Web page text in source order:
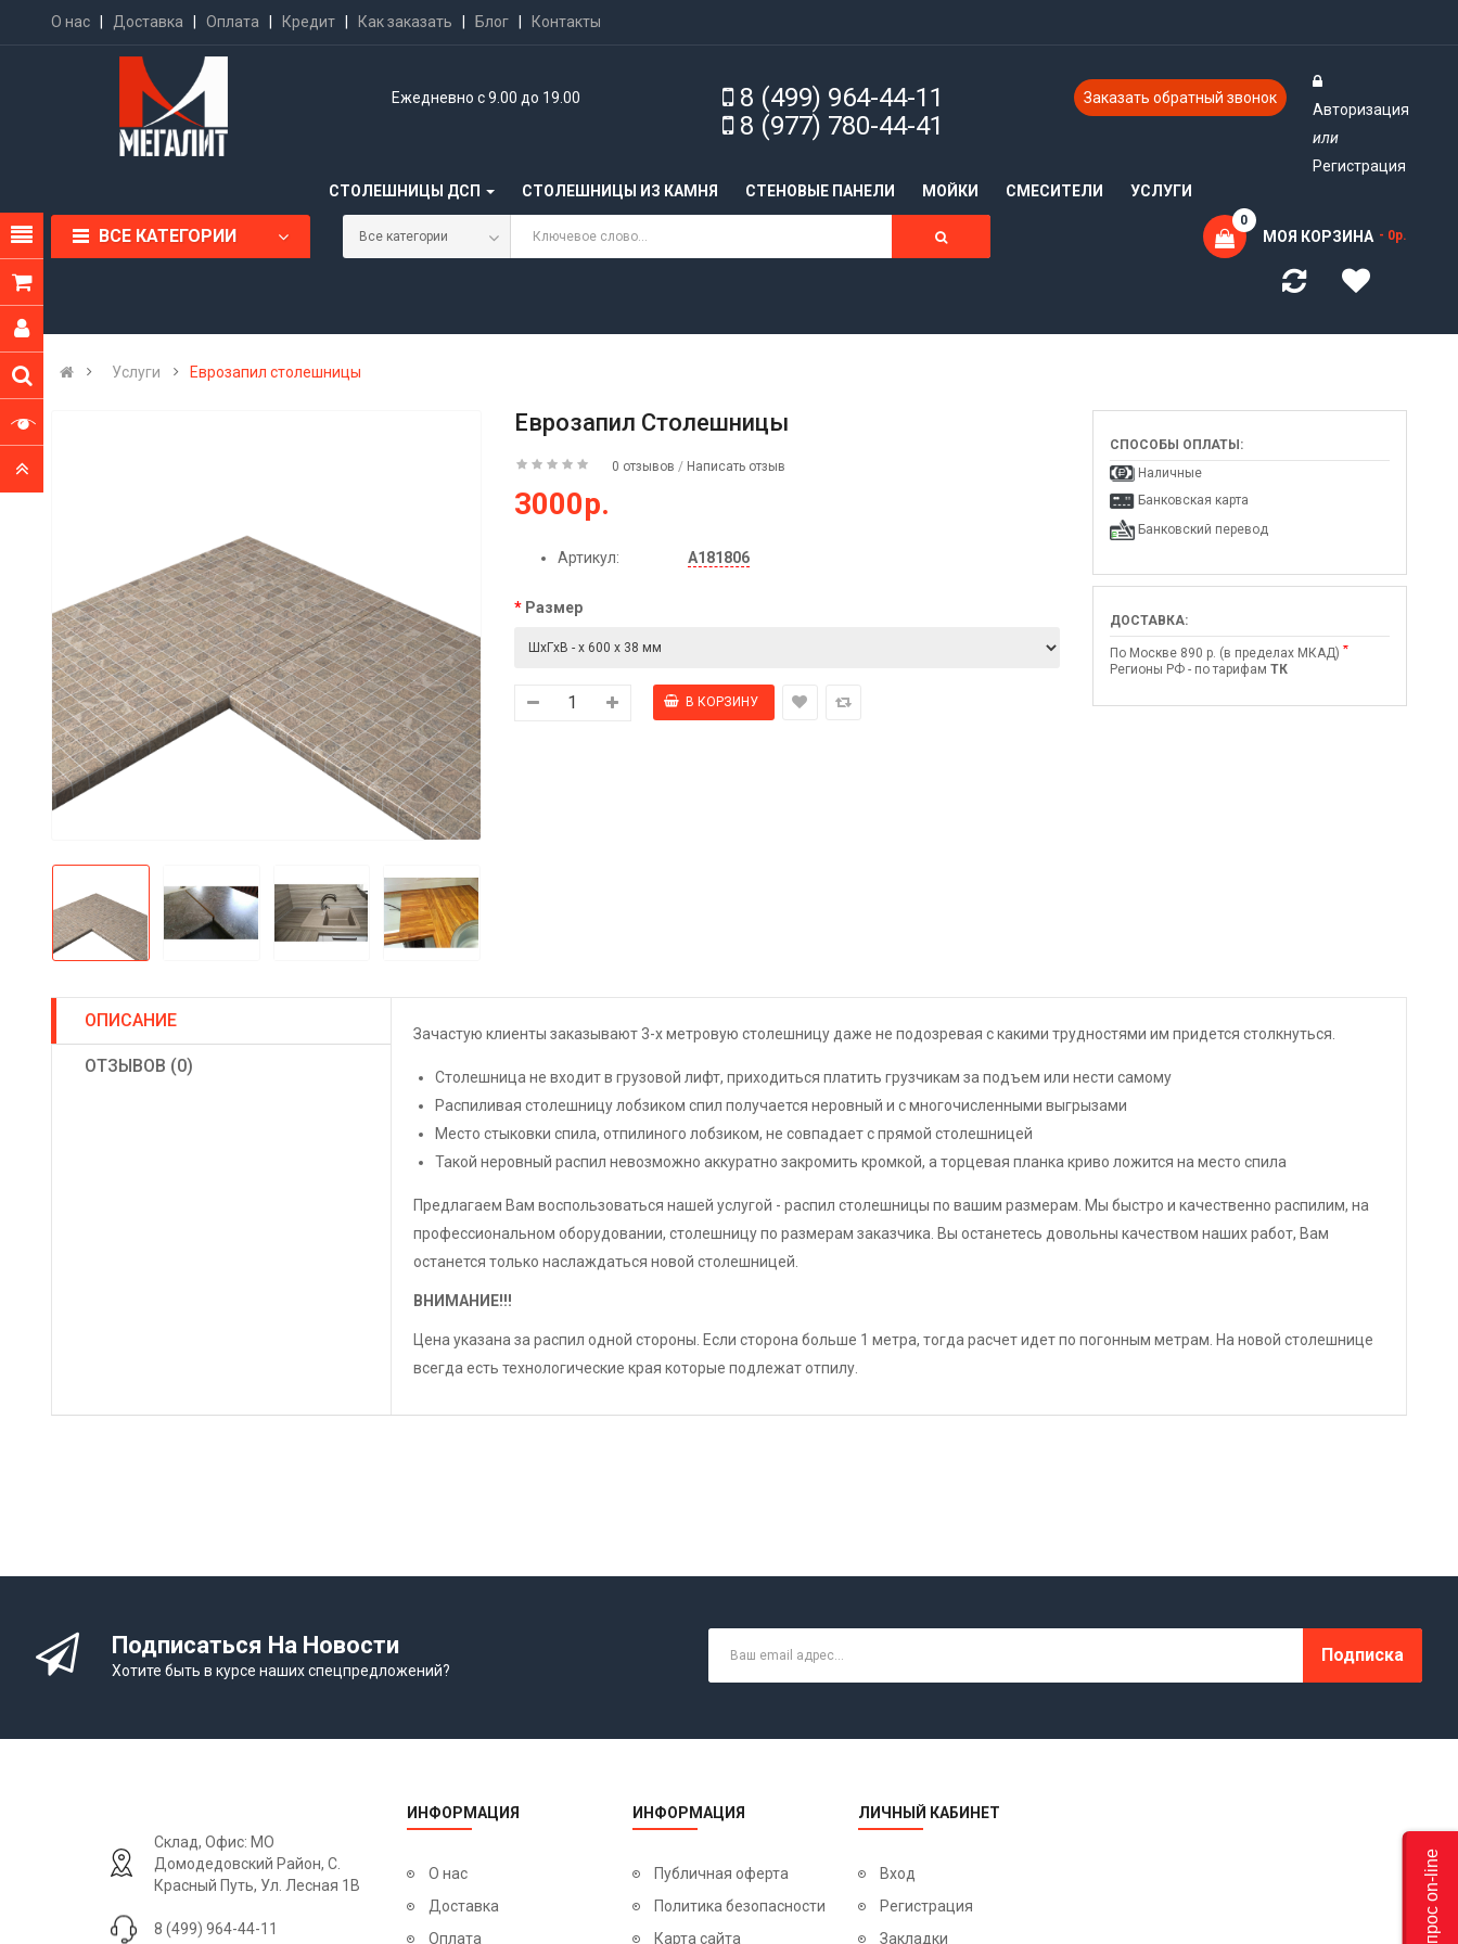
О нас Доставка |Оплата Кредит Как заказать Блог Контакты
Ежедневно с 9.00 до 19.00
8 (499) 964-44-11
8 (977) 780-44-41
Заказать обратный звонок
СТОЛЕШНИЦЫ ДСП СТОЛЕШНИЦЫ ИЗ КАМНЯ CТЕНОВЫЕ ПАНЕЛИ МОЙКИ СМЕСИТЕЛИ УСЛУГИ
Авторизация
или
Регистрация
ВСЕ КАТЕГОРИИ МОЯ КОРЗИНА
0
- 0р.
Услуги Еврозапил столешницы
Еврозапил Столешницы
0 отзывов / Написать отзыв
3000р.
Артикул: А181806
Размер
СПОСОБЫ ОПЛАТЫ:
Наличные
Банковская карта
Банковский перевод
ДОСТАВКА:
По Москве 890 р. (в пределах МКАД) *
Регионы РФ - по тарифам ТК
ОПИСАНИЕ
ОТЗЫВОВ (0)
Зачастую клиенты заказывают 3-х метровую столешницу даже не подозревая с какими трудностями им придется столкнуться.
Столешница не входит в грузовой лифт, приходиться платить грузчикам за подъем или нести самому
Распиливая столешницу лобзиком спил получается неровный и с многочисленными выгрызами
Место стыковки спила, отпилиного лобзиком, не совпадает с прямой столешницей
Такой неровный распил невозможно аккуратно закромить кромкой, а торцевая планка криво ложится на место спила
Предлагаем Вам воспользоваться нашей услугой - распил столешницы по вашим размерам. Мы быстро и качественно распилим, на
профессиональном оборудовании, столешницу по размерам заказчика. Вы останетесь довольны качеством наших работ, Вам
останется только наслаждаться новой столешницей.
ВНИМАНИЕ!!!
Цена указана за распил одной стороны. Если сторона больше 1 метра, тогда расчет идет по погонным метрам. На новой столешнице
всегда есть технологические края которые подлежат отпилу.
Подписаться На Новости
Хотите быть в курсе наших спецпредложений?
Подписка
Склад, Офис: МО
Домодедовский Район, С.
Красный Путь, Ул. Лесная 1В
8 (499) 964-44-11
ИНФОРМАЦИЯ
О нас
Доставка
Оплата
ИНФОРМАЦИЯ
Публичная оферта
Политика безопасности
Карта сайта
ЛИЧНЫЙ КАБИНЕТ
Вход
Регистрация
Закладки